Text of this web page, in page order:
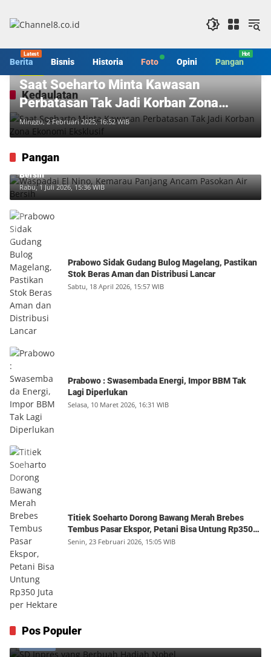
konten
Berita Bisnis Historia Foto Opini Pangan
Kedaulatan
Saat Soeharto Minta Kawasan
Perbatasan Tak Jadi Korban Zona
Ekonomi Eksklusif
Minggu, 2 Februari 2025, 16:52 WIB
Pangan
Waspadai El Nino, Kemarau Panjang Ancam Pasokan Air
Bersih
Rabu, 1 Juli 2026, 15:36 WIB
Prabowo Sidak Gudang Bulog Magelang, Pastikan
Stok Beras Aman dan Distribusi Lancar
Sabtu, 18 April 2026, 15:57 WIB
Prabowo : Swasembada Energi, Impor BBM Tak
Lagi Diperlukan
Selasa, 10 Maret 2026, 16:31 WIB
Titiek Soeharto Dorong Bawang Merah Brebes
Tembus Pasar Ekspor, Petani Bisa Untung Rp350
Juta per Hektare
Senin, 23 Februari 2026, 15:05 WIB
Pos Populer
1 SD Inpres yang Berbuah Hadiah Nobel